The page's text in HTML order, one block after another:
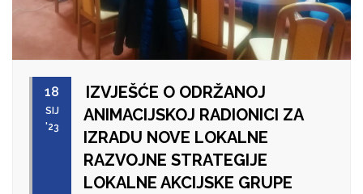
18
SIJ
'23
IZVJEŠĆE O ODRŽANOJ
ANIMACIJSKOJ RADIONICI ZA
IZRADU NOVE LOKALNE
RAZVOJNE STRATEGIJE
LOKALNE AKCIJSKE GRUPE